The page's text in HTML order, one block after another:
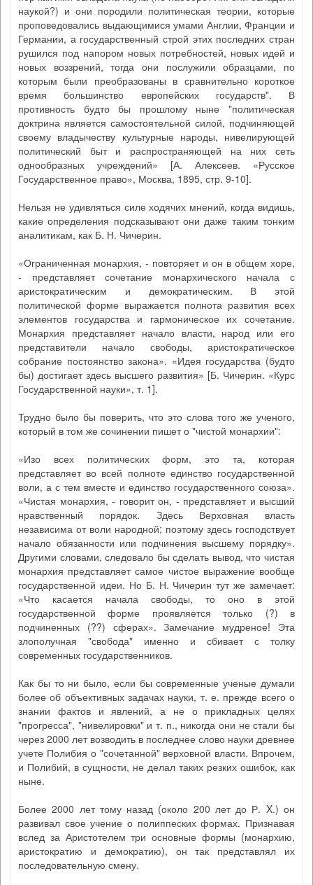
наукой?) и они породили политическая теории, которые
проповедовались выдающимися умами Англии, Франции и
Германии, а государственный строй этих последних стран
рушился под напором новых потребностей, новых идей и
новых воззрений, тогда они послужили образцами, по
которым были преобразованы в сравнительно короткое
время большинство европейских государств". В
противность будто бы прошлому ныне "политическая
доктрина является самостоятельной силой, подчиняющей
своему владычеству культурные народы, нивелирующей
политический быт и распространяющей на них сеть
однообразных учреждений» [А. Алексеев. «Русское
Государственное право», Москва, 1895, стр. 9-10].
Нельзя не удивляться силе ходячих мнений, когда видишь,
какие определения подсказывают они даже таким тонким
аналитикам, как Б. Н. Чичерин.
«Ограниченная монархия, - повторяет и он в общем хоре,
- представляет сочетание монархического начала с
аристократическим и демократическим. В этой
политической форме выражается полнота развития всех
элементов государства и гармоническое их сочетание.
Монархия представляет начало власти, народ или его
представители начало свободы, аристократическое
собрание постоянство закона». «Идея государства (будто
бы) достигает здесь высшего развития» [Б. Чичерин. «Курс
Государственной науки», т. 1].
Трудно было бы поверить, что это слова того же ученого,
который в том же сочинении пишет о "чистой монархии":
«Изо всех политических форм, это та, которая
представляет во всей полноте единство государственной
воли, а с тем вместе и единство государственного союза».
«Чистая монархия, - говорит он, - представляет и высший
нравственный порядок. Здесь Верховная власть
независима от воли народной; поэтому здесь господствует
начало обязанности или подчинения высшему порядку».
Другими словами, следовало бы сделать вывод, что чистая
монархия представляет самое чистое выражение вообще
государственной идеи. Но Б. Н. Чичерин тут же замечает:
«Что касается начала свободы, то оно в этой
государственной форме проявляется только (?) в
подчиненных (??) сферах». Замечание мудреное! Эта
злополучная "свобода" именно и сбивает с толку
современных государственников.
Как бы то ни было, если бы современные ученые думали
более об объективных задачах науки, т. е. прежде всего о
знании фактов и явлений, а не о прикладных целях
"прогресса", "нивелировки" и т. п., никогда они не стали бы
через 2000 лет возводить в последнее слово науки древнее
учете Полибия о "сочетанной" верховной власти. Впрочем,
и Полибий, в сущности, не делал таких резких ошибок, как
ныне.
Более 2000 лет тому назад (около 200 лет до Р. X.) он
развивал свое учение о полиппеских формах. Признавая
вслед за Аристотелем три основные формы (монархию,
аристократию и демократию), он так представлял их
последовательную смену.